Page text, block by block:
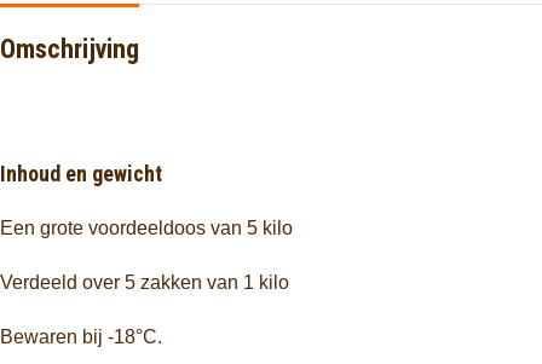
Omschrijving
Inhoud en gewicht
Een grote voordeeldoos van 5 kilo
Verdeeld over 5 zakken van 1 kilo
Bewaren bij -18°C.